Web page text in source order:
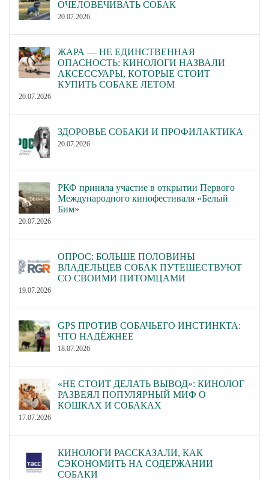
ОЧЕЛОВЕЧИВАТЬ СОБАК
20.07.2026
ЖАРА — НЕ ЕДИНСТВЕННАЯ
ОПАСНОСТЬ: КИНОЛОГИ НАЗВАЛИ
АКСЕССУАРЫ, КОТОРЫЕ СТОИТ
КУПИТЬ СОБАКЕ ЛЕТОМ
20.07.2026
ЗДОРОВЬЕ СОБАКИ И ПРОФИЛАКТИКА
20.07.2026
РКФ приняла участие в открытии Первого
Международного кинофестиваля «Белый
Бим»
20.07.2026
ОПРОС: БОЛЬШЕ ПОЛОВИНЫ
ВЛАДЕЛЬЦЕВ СОБАК ПУТЕШЕСТВУЮТ
СО СВОИМИ ПИТОМЦАМИ
19.07.2026
GPS ПРОТИВ СОБАЧЬЕГО ИНСТИНКТА:
ЧТО НАДЁЖНЕЕ
18.07.2026
«НЕ СТОИТ ДЕЛАТЬ ВЫВОД»: КИНОЛОГ
РАЗВЕЯЛ ПОПУЛЯРНЫЙ МИФ О
КОШКАХ И СОБАКАХ
17.07.2026
КИНОЛОГИ РАССКАЗАЛИ, КАК
СЭКОНОМИТЬ НА СОДЕРЖАНИИ
СОБАКИ